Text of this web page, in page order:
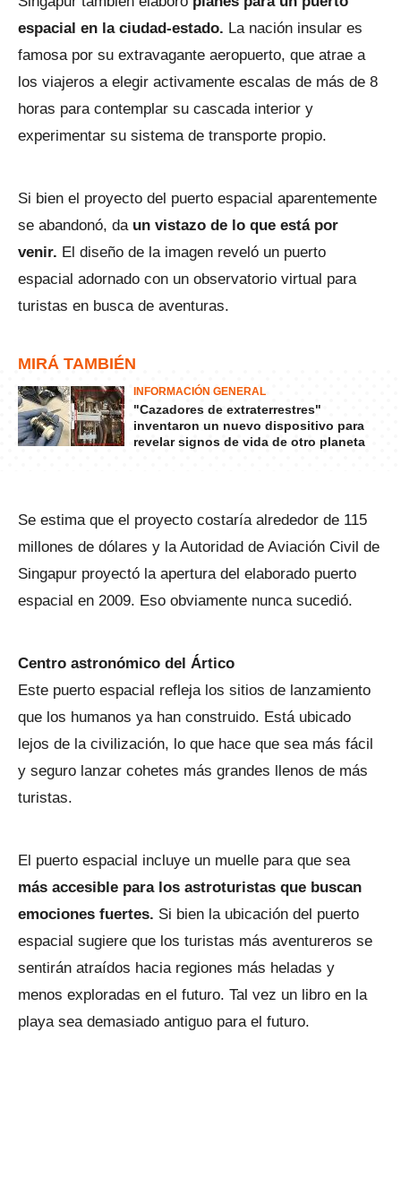
espacial en la ciudad-estado. La nación insular es
famosa por su extravagante aeropuerto, que atrae a
los viajeros a elegir activamente escalas de más de 8
horas para contemplar su cascada interior y
experimentar su sistema de transporte propio.
Si bien el proyecto del puerto espacial aparentemente
se abandonó, daun vistazo de lo que está por
venir. El diseño de la imagen reveló un puerto
espacial adornado con un observatorio virtual para
turistas en busca de aventuras.
MIRÁ TAMBIÉN
INFORMACIÓN GENERAL
"Cazadores de extraterrestres"
inventaron un nuevo dispositivo para
revelar signos de vida de otro planeta
Se estima que el proyecto costaría alrededor de 115
millones de dólares y la Autoridad de Aviación Civil de
Singapur proyectó la apertura del elaborado puerto
espacial en 2009. Eso obviamente nunca sucedió.
Centro astronómico del Ártico
Este puerto espacial refleja los sitios de lanzamiento
que los humanos ya han construido. Está ubicado
lejos de la civilización, lo que hace que sea más fácil
y seguro lanzar cohetes más grandes llenos de más
turistas.
El puerto espacial incluye un muelle para que sea
más accesible para los astroturistas que buscan
emociones fuertes. Si bien la ubicación del puerto
espacial sugiere que los turistas más aventureros se
sentirán atraídos hacia regiones más heladas y
menos exploradas en el futuro. Tal vez un libro en la
playa sea demasiado antiguo para el futuro.